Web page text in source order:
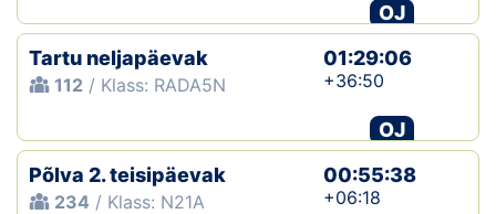
OJ
Tartu neljapäevak
112 / Klass: RADA5N
01:29:06
+36:50
OJ
Põlva 2. teisipäevak
234 / Klass: N21A
00:55:38
+06:18